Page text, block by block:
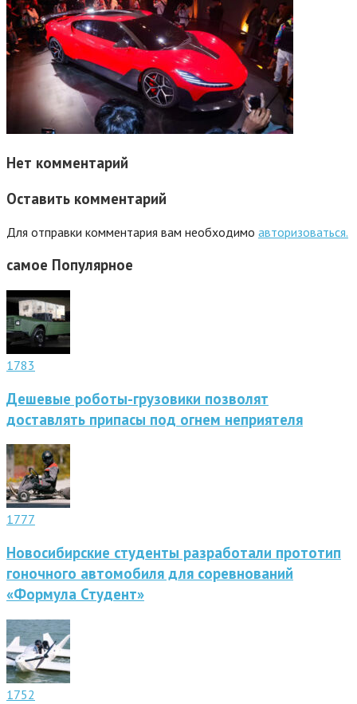
Нет комментарий
Оставить комментарий
Для отправки комментария вам необходимо авторизоваться.
самое Популярное
1783
Дешевые роботы-грузовики позволят
доставлять припасы под огнем неприятеля
1777
Новосибирские студенты разработали прототип
гоночного автомобиля для соревнований
«Формула Студент»
1752